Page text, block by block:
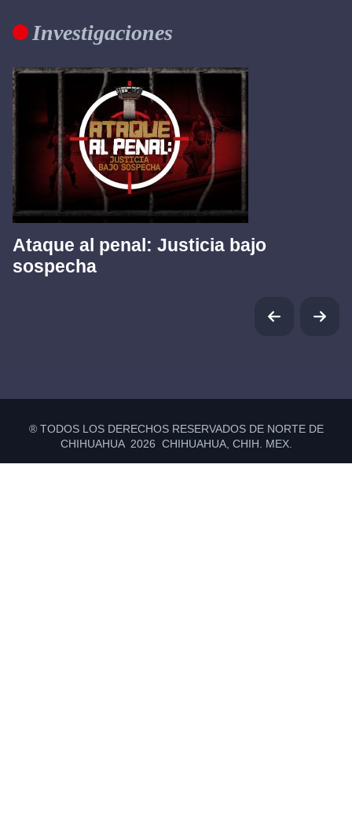
Investigaciones
Ataque al penal: Justicia bajo
sospecha
® TODOS LOS DERECHOS RESERVADOS DE NORTE DE
CHIHUAHUA 2026 CHIHUAHUA, CHIH. MEX.